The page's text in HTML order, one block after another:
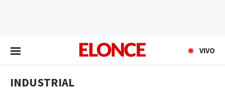
VIVO
INDUSTRIAL